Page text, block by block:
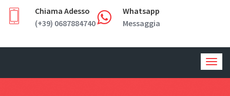
Chiama Adesso
(+39) 0687884740
Whatsapp
Messaggia